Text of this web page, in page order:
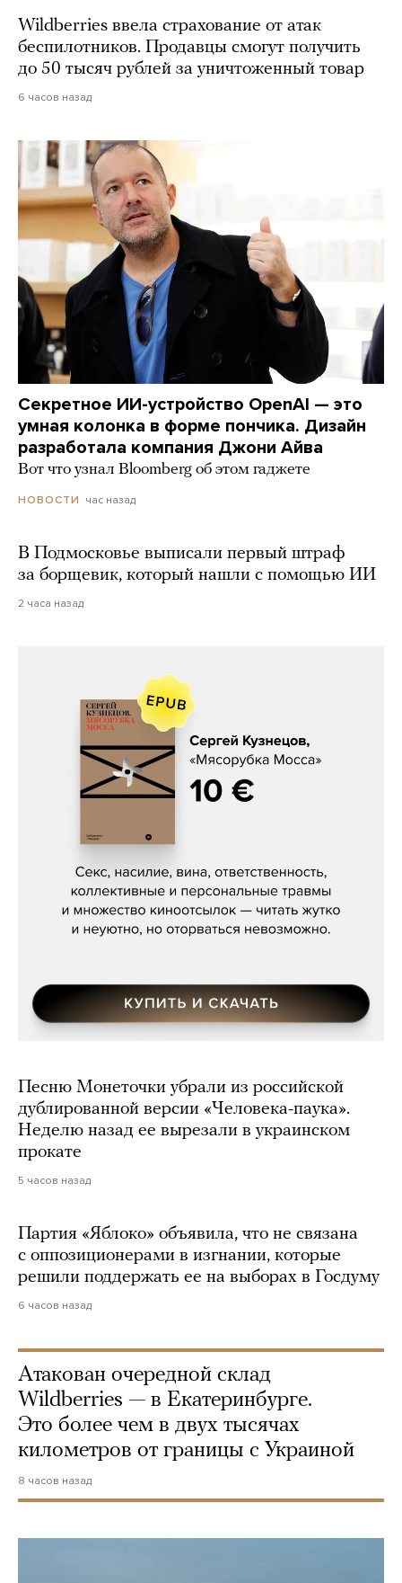
Wildberries ввела страхование от атак
беспилотников. Продавцы смогут получить
до 50 тысяч рублей за уничтоженный товар
6 часов назад
Секретное ИИ-устройство OpenAI — это
умная колонка в форме пончика. Дизайн
разработала компания Джони Айва
Вот что узнал Bloomberg об этом гаджете
НОВОСТИ час назад
В Подмосковье выписали первый штраф
за борщевик, который нашли с помощью ИИ
2 часа назад
Сергей Кузнецов, «Мясорубка
Песню Монеточки убрали из российской
дублированной версии «Человека-паука».
Неделю назад ее вырезали в украинском
прокате
5 часов назад
Партия «Яблоко» объявила, что не связана
с оппозиционерами в изгнании, которые
решили поддержать ее на выборах в Госдуму
6 часов назад
Атакован очередной склад
Wildberries — в Екатеринбурге.
Это более чем в двух тысячах
километров от границы с Украиной
8 часов назад